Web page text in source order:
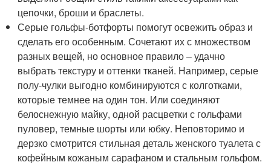
цепочки, броши и браслеты.
Серые гольфы-ботфорты помогут освежить образ и
сделать его особенным. Сочетают их с множеством
разных вещей, но основное правило – удачно
выбрать текстуру и оттенки тканей. Например, серые
полу-чулки выгодно комбинируются с колготками,
которые темнее на один тон. Или соединяют
белоснежную майку, одной расцветки с гольфами
пуловер, темные шорты или юбку. Неповторимо и
дерзко смотрится стильная деталь женского туалета с
кофейным кожаным сарафаном и стальным гольфом.